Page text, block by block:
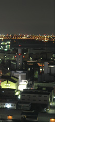
au Japon. Il s’agit
différentes, celles
Youth Hostels.
sont pour 1 ou
d’onsen (source
casinos du Japon